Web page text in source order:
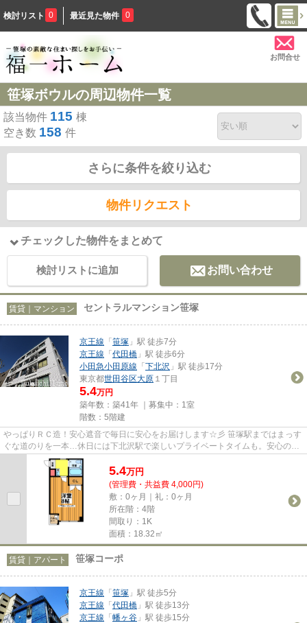
検討リスト 0 最近見た物件 0
お問合せ
笹塚ボウルの周辺物件一覧
該当物件 115 棟
空き数 158 件
さらに条件を絞り込む
物件リクエスト
チェックした物件をまとめて
検討リストに追加 お問い合わせ
賃貸｜マンション セントラルマンション笹塚
京王線 「笹塚 」駅 徒歩7分
京王線 「代田橋 」駅 徒歩6分
小田急小田原線 「下北沢 」駅 徒歩17分
東京都世田谷区大原 １丁目
5.4万円
築年数：築41年 ｜募集中： 1室
階数：5階建
やっぱりＲＣ造！安心遮音で毎日に安心をお届けします☆彡 笹塚駅まではまっす
ぐな道のりを一本…休日には下北沢駅で楽しいプライベートタイムも。安心のマ
ンションライフを叶えながらも...
5.4万円
(管理費・共益費 4,000円)
敷：0ヶ月｜礼：0ヶ月
所在階：4階
間取り：1K
面積：18.32㎡
賃貸｜アパート 笹塚コーポ
京王線 「笹塚 」駅 徒歩5分
京王線 「代田橋 」駅 徒歩13分
京王線 「幡ヶ谷 」駅 徒歩15分